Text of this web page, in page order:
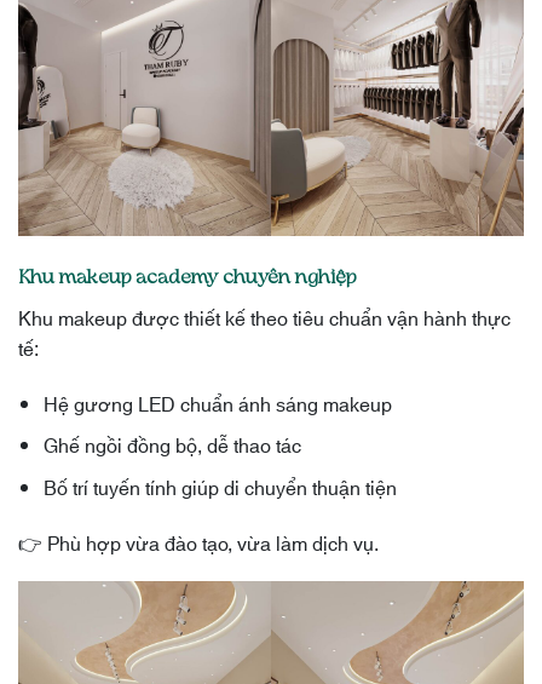
Khu makeup academy chuyên nghiệp
Khu makeup được thiết kế theo tiêu chuẩn vận hành thực
tế:
Hệ gương LED chuẩn ánh sáng makeup
Ghế ngồi đồng bộ, dễ thao tác
Bố trí tuyến tính giúp di chuyển thuận tiện
👉 Phù hợp vừa đào tạo, vừa làm dịch vụ.